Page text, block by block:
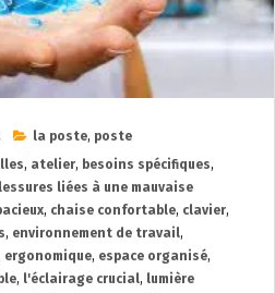
la poste, poste
, atelier, besoins spécifiques,
liées à une mauvaise
, chaise confortable, clavier,
, environnement de travail,
ergonomique, espace organisé,
, l'éclairage crucial, lumière